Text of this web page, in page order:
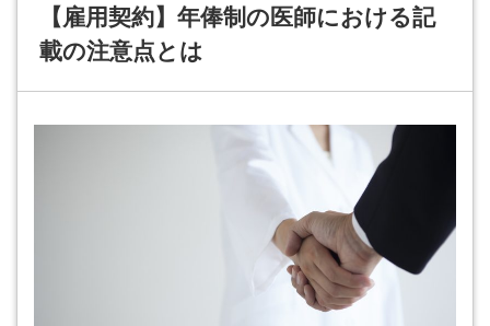
【雇用契約】年俸制の医師における記
載の注意点とは